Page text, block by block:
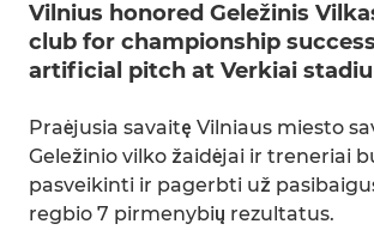
Vilnius honored Geležinis
club for championship
artificial pitch at Verkiai
Praėjusia savaitę Vilniaus miesto
Geležinio vilko žaidėjai ir treneriai
pasveikinti ir pagerbti už
regbio 7 pirmenybių rezultatus.